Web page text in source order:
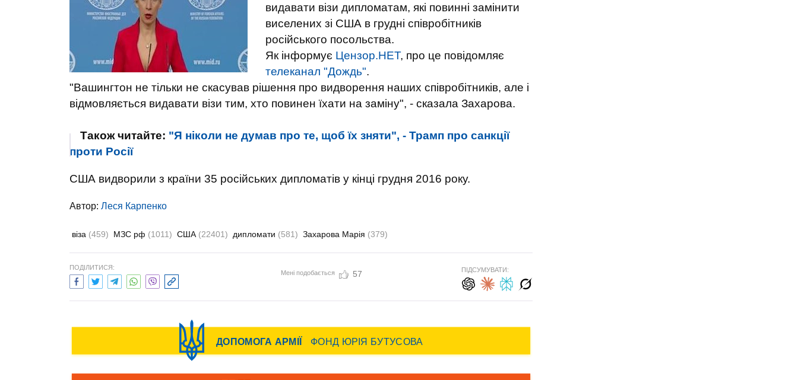
видавати візи дипломатам, які повинні замінити
виселених зі США в грудні співробітників
російського посольства.
Як інформує Цензор.НЕТ, про це повідомляє
телеканал "Дождь".
"Вашингтон не тільки не скасував рішення про видворення наших співробітників, але і
відмовляється видавати візи тим, хто повинен їхати на заміну", - сказала Захарова.
Також читайте: "Я ніколи не думав про те, щоб їх зняти", - Трамп про санкції
проти Росії
США видворили з країни 35 російських дипломатів у кінці грудня 2016 року.
Автор: Леся Карпенко
віза (459) МЗС рф (1011) США (22401) дипломати (581) Захарова Марія (379)
ПОДІЛИТИСЯ:
Мені подобається 57 ПІДСУМУВАТИ: